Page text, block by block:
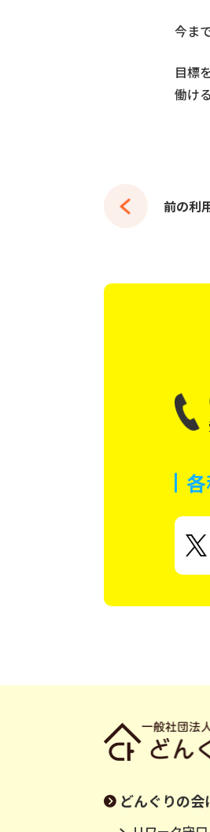
今ま
目標
働け
前の利
どんぐりの会